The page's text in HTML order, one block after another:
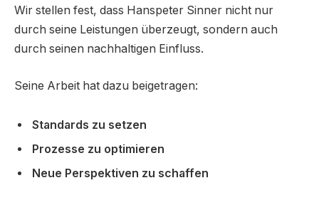
Wir stellen fest, dass Hanspeter Sinner nicht nur
durch seine Leistungen überzeugt, sondern auch
durch seinen nachhaltigen Einfluss.
Seine Arbeit hat dazu beigetragen:
Standards zu setzen
Prozesse zu optimieren
Neue Perspektiven zu schaffen